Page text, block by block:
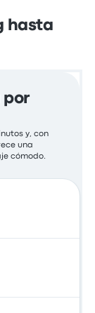
hasta
por
y, con
una
cómodo.